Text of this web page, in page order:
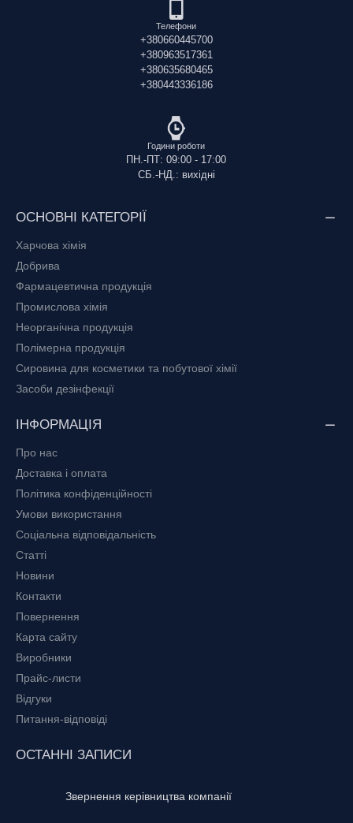
Телефони
+380660445700
+380963517361
+380635680465
+380443336186
Години роботи
ПН.-ПТ: 09:00 - 17:00
СБ.-НД.: вихідні
ОСНОВНІ КАТЕГОРІЇ
Харчова хімія
Добрива
Фармацевтична продукція
Промислова хімія
Неорганічна продукція
Полімерна продукція
Сировина для косметики та побутової хімії
Засоби дезінфекції
ІНФОРМАЦІЯ
Про нас
Доставка і оплата
Політика конфіденційності
Умови використання
Соціальна відповідальність
Статті
Новини
Контакти
Повернення
Карта сайту
Виробники
Прайс-листи
Відгуки
Питання-відповіді
ОСТАННІ ЗАПИСИ
Звернення керівництва компанії